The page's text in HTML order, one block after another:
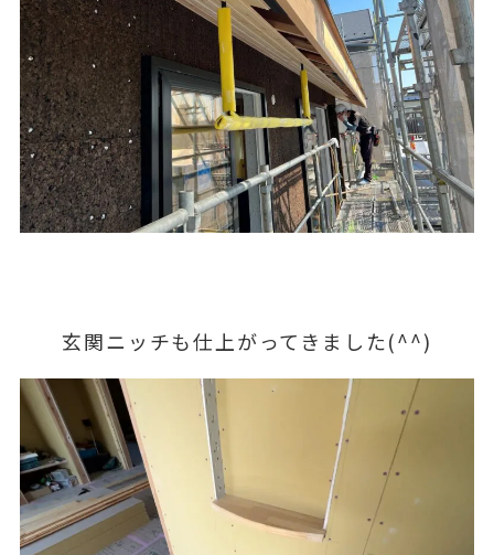
玄関ニッチも仕上がってきました(^^)